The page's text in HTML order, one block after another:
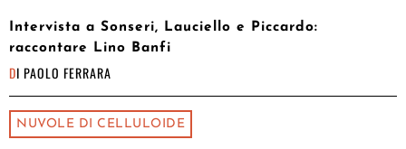
Intervista a Sonseri, Lauciello e Piccardo:
raccontare Lino Banfi
DI PAOLO FERRARA
NUVOLE DI CELLULOIDE